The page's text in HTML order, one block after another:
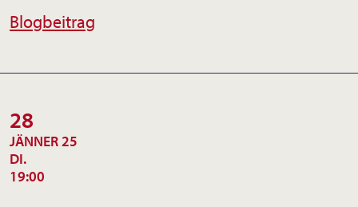
Blogbeitrag
28
JÄNNER 25
DI.
19:00